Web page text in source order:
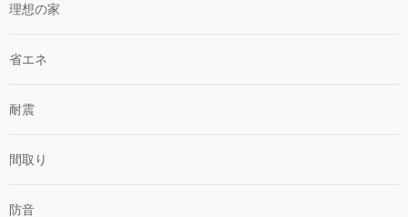
理想の家
省エネ
耐震
間取り
防音